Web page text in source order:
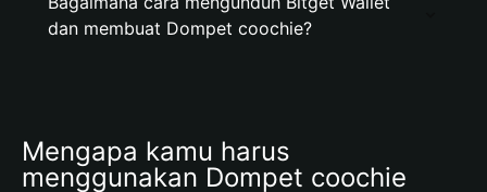
dan membuat Dompet coochie?
Mengapa kamu harus
menggunakan Dompet coochie